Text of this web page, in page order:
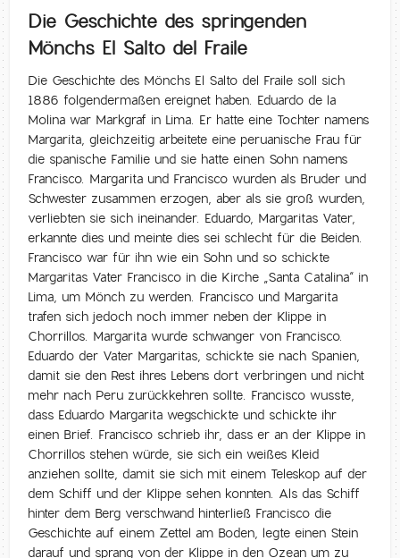
Die Geschichte des springenden
Mönchs El Salto del Fraile
Die Geschichte des Mönchs El Salto del Fraile soll sich
1886 folgendermaßen ereignet haben. Eduardo de la
Molina war Markgraf in Lima. Er hatte eine Tochter namens
Margarita, gleichzeitig arbeitete eine peruanische Frau für
die spanische Familie und sie hatte einen Sohn namens
Francisco. Margarita und Francisco wurden als Bruder und
Schwester zusammen erzogen, aber als sie groß wurden,
verliebten sie sich ineinander. Eduardo, Margaritas Vater,
erkannte dies und meinte dies sei schlecht für die Beiden.
Francisco war für ihn wie ein Sohn und so schickte
Margaritas Vater Francisco in die Kirche „Santa Catalina“ in
Lima, um Mönch zu werden. Francisco und Margarita
trafen sich jedoch noch immer neben der Klippe in
Chorrillos. Margarita wurde schwanger von Francisco.
Eduardo der Vater Margaritas, schickte sie nach Spanien,
damit sie den Rest ihres Lebens dort verbringen und nicht
mehr nach Peru zurückkehren sollte. Francisco wusste,
dass Eduardo Margarita wegschickte und schickte ihr
einen Brief. Francisco schrieb ihr, dass er an der Klippe in
Chorrillos stehen würde, sie sich ein weißes Kleid
anziehen sollte, damit sie sich mit einem Teleskop auf der
dem Schiff und der Klippe sehen konnten. Als das Schiff
hinter dem Berg verschwand hinterließ Francisco die
Geschichte auf einem Zettel am Boden, legte einen Stein
darauf und sprang von der Klippe in den Ozean um zu